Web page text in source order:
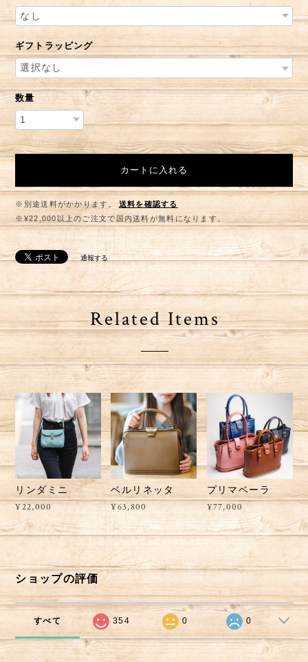
ギフトラッピング
数量
カートに入れる
※別途送料がかかります。
送料を確認する
※¥22,000以上のご注文で国内送料が無料になります。
通報する
Related Items
リンダミニ
¥22,000
ベルリネッタ
¥63,800
プリマベーラ
¥77,000
ショップの評価
すべて 354 0 0